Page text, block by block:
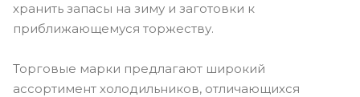
хранить запасы на зиму и заготовки к
приближающемуся торжеству.
Торговые марки предлагают широкий
ассортимент холодильников, отличающихся